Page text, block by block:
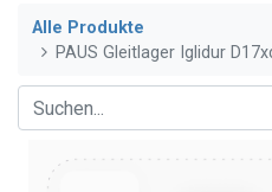
Alle Produkte
PAUS Gleitlager Iglidur